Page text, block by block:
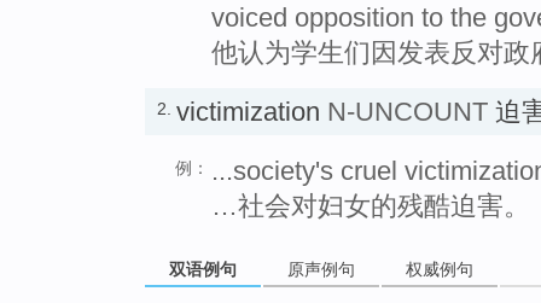
voiced opposition to the
他认为学生们因发表反对
2. victimization N-UNCOUNT 迫
例：
...society's cruel
…社会对妇女的残酷迫害。
双语例句 原声例句 权威例句